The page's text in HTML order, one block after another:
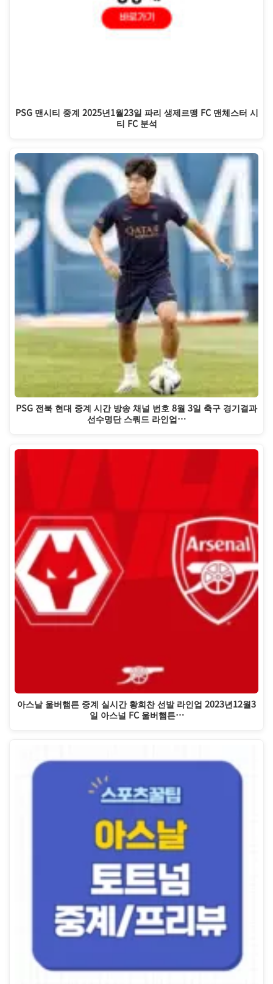
PSG 맨시티 중계 2025년1월23일 파리 생제르맹 FC 맨체스터 시
티 FC 분석
PSG 전북 현대 중계 시간 방송 채널 번호 8월 3일 축구 경기결과
선수명단 스쿼드 라인업…
아스날 울버햄튼 중계 실시간 황희찬 선발 라인업 2023년12월3
일 아스널 FC 울버햄튼…